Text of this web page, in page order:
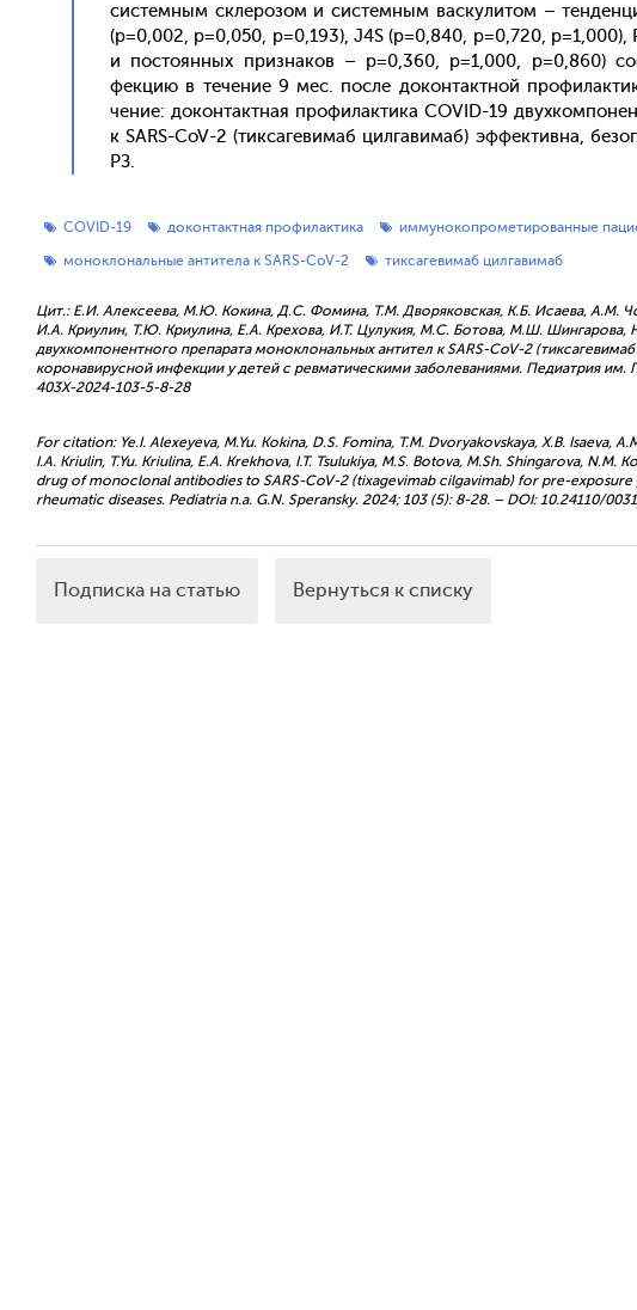
сис­темным скле­розом и сис­темным вас­ку­литом –
(p=0,002, p=0,050, p=0,193), J4S (p=0,840, p=0,720,
и пос­то­ян­ных приз­на­ков – p=0,360, p=1,000, p=0,860)
фекцию в те­чение 9 мес. пос­ле до­кон­так­тной
чение: до­кон­так­тная про­филак­ти­ка COVID-19
к SARS-CoV-2 (тик­са­геви­маб цил­га­вимаб) эф­фектив­на,
РЗ.
COVID-19 доконтактная профилактика иммунокопрометированные
моноклональные антитела к SARS-CoV-2
тиксагевимаб цилгавимаб
Цит.: Е.И. Алексеева, М.Ю. Кокина, Д.С. Фомина, Т.М. Дворяковская, К.Б. Исаева, А.М.
И.А. Криулин, Т.Ю. Криулина, Е.А. Крехова, И.Т. Цулукия, М.С. Ботова, М.Ш. Шингарова,
двухкомпонентного препарата моноклональных антител к SARS-CoV-2
коронавирусной инфекции у детей с ревматическими заболеваниями. Педиатрия
403X-2024-103-5-8-28
For citation: Ye.I. Alexeyeva, M.Yu. Kokina, D.S. Fomina, T.M. Dvoryakovskaya, X.B. Isaeva,
I.A. Kriulin, T.Yu. Kriulina, E.A. Krekhova, I.T. Tsulukiya, M.S. Botova, M.Sh. Shingarova,
drug of monoclonal antibodies to SARS-CoV-2 (tixagevimab cilgavimab) for pre-
rheumatic diseases. Pediatria n.a. G.N. Speransky. 2024; 103 (5): 8-28. – DOI: 10.24110/
Подписка на статью Вернуться к списку